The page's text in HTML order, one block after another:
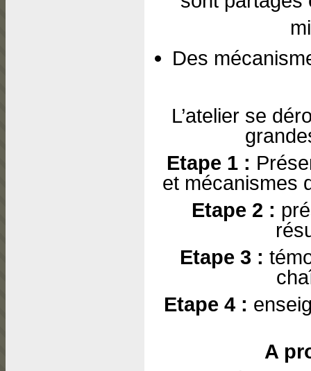
Des
L’atelier se
Etape 1 :
et mécanismes
Etape 2 :
Etape 3 :
Etape 4 :
A